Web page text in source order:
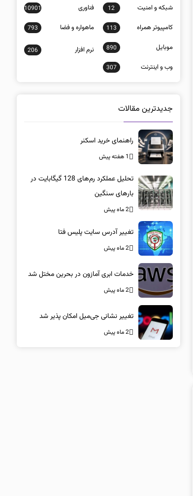
شبكه و امنيت 12 فناوری 10901
كامپيوتر همراه 113 ماهواره و فضا 793
موبايل 890 نرم افزار 206
وب و اينترنت 307
جدیدترین مقالات
راهنمای خرید اسکنر
1 هفته پیش
تحلیل عملکرد رم‌های 128 گیگابایت در
بارهای سنگین
2 ماه پیش
تغییر آدرس سایت پلیس فتا
2 ماه پیش
خدمات ابری آمازون در بحرین مختل شد
2 ماه پیش
تغییر نشانی جی‌میل امکان پذیر شد
2 ماه پیش